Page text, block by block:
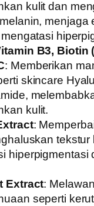
kulit dan
menjaga
B3, Biotin
: Memberikan
skincare
kulit.
:
tekstur
hiperpigmentasi
Extract:
seperti